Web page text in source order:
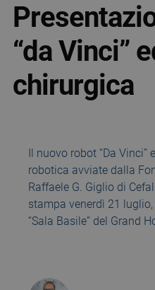
“da Vinci”
chirurgica
Il nuovo robot “Da
robotica avviate dalla
Raffaele G. Giglio di
stampa venerdì 21
“Sala Basile” del Grand